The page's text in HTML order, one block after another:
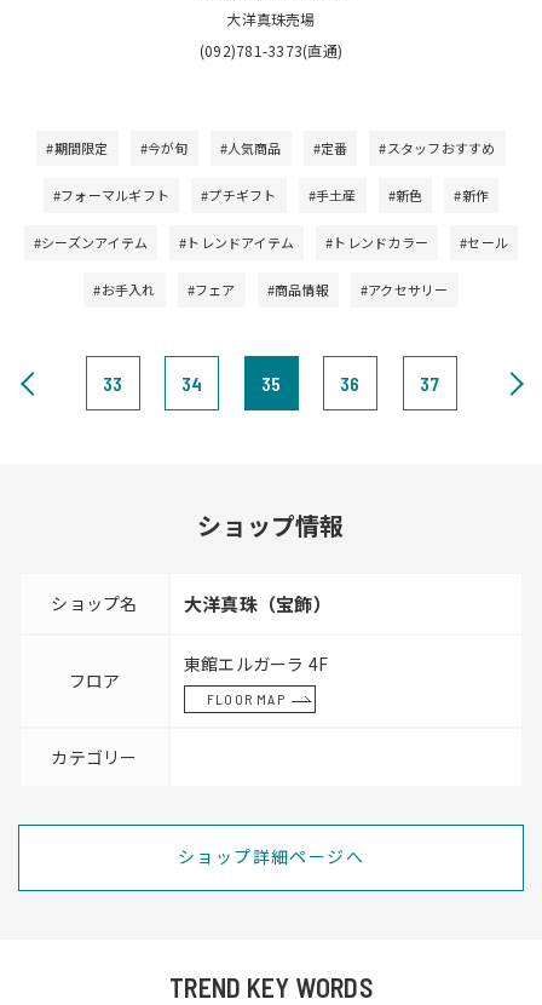
大洋真珠売場
(092)781-3373(直通)
#期間限定 #今が旬 #人気商品 #定番 #スタッフおすすめ
#フォーマルギフト #プチギフト #手土産 #新色 #新作
#シーズンアイテム #トレンドアイテム #トレンドカラー #セール
#お手入れ #フェア #商品情報 #アクセサリー
33 34 35 36 37
ショップ情報
ショップ名 大洋真珠（宝飾）
フロア
東館エルガーラ 4F
FLOOR MAP
カテゴリー
ショップ詳細ページへ
TREND KEY WORDS